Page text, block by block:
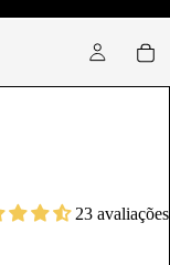
23 avaliações